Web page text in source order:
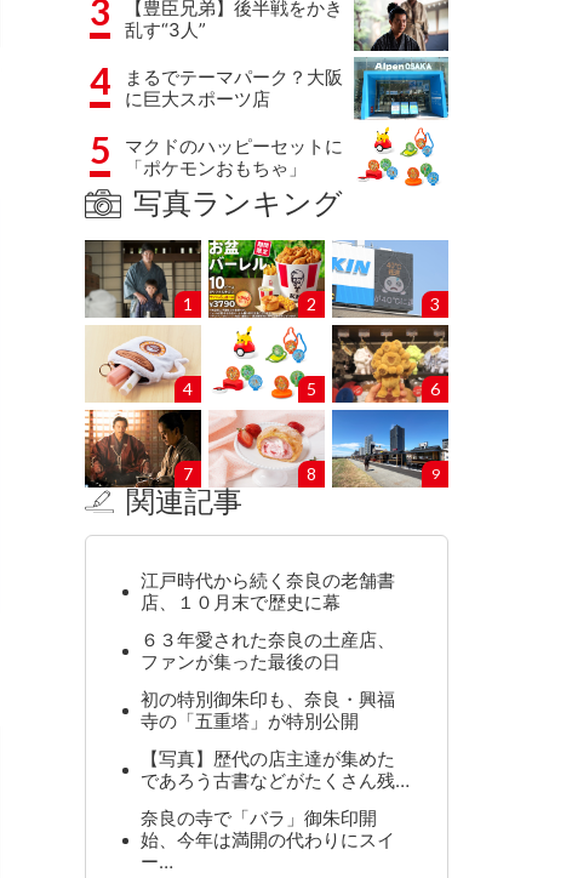
3
【豊臣兄弟】後半戦をかき
乱す“3人”
4
まるでテーマパーク？大阪
に巨大スポーツ店
5
マクドのハッピーセットに
「ポケモンおもちゃ」
写真ランキング
1 2 3
4 5 6
7 8 9
関連記事
江戸時代から続く奈良の老舗書
店、１０月末で歴史に幕
６３年愛された奈良の土産店、
ファンが集った最後の日
初の特別御朱印も、奈良・興福
寺の「五重塔」が特別公開
【写真】歴代の店主達が集めた
であろう古書などがたくさん残…
奈良の寺で「バラ」御朱印開
始、今年は満開の代わりにスイ
ー…